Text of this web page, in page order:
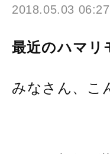
2018.05.03 06:27
最近のハマリ
みなさん、こ